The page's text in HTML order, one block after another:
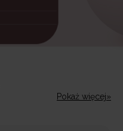
Pokaż więcej»